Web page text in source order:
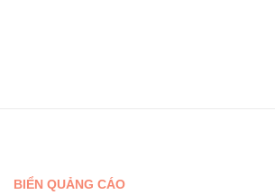
BIỂN QUẢNG CÁO